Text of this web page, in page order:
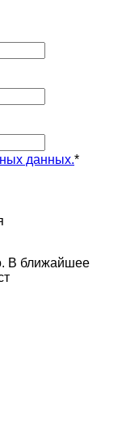
данных.*
В ближайшее